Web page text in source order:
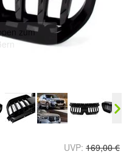
zum
UVP: 169,00 €